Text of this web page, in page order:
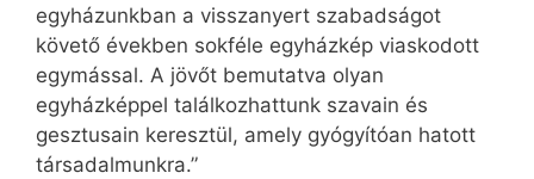
egyházunkban a visszanyert szabadságot
követő években sokféle egyházkép viaskodott
egymással. A jövőt bemutatva olyan
egyházképpel találkozhattunk szavain és
gesztusain keresztül, amely gyógyítóan hatott
társadalmunkra.”